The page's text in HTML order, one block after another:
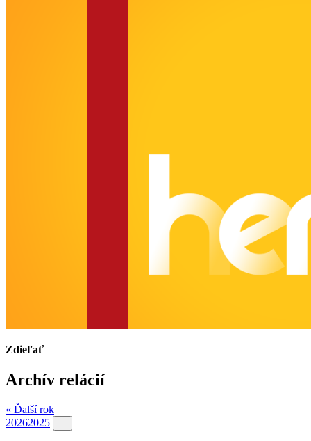
Zdieľať
Archív relácií
« Ďalší rok
20262025 ...